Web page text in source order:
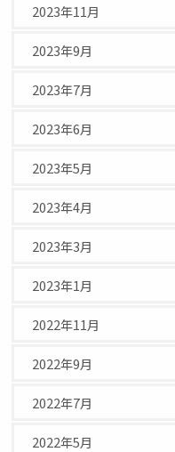
2023年11月
2023年9月
2023年7月
2023年6月
2023年5月
2023年4月
2023年3月
2023年1月
2022年11月
2022年9月
2022年7月
2022年5月